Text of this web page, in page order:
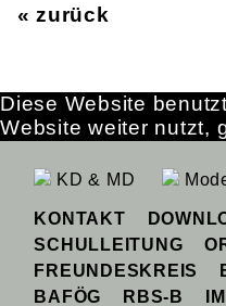
« zurück
KD & MD
KONTAKT
SCHULLEITUNG
FREUNDESKREIS
BAFÖG
RBS-B
Diese Website
Website weiter nutzt,